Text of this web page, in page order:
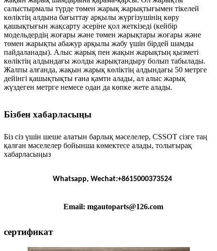
салыстырмалы түрде төмен жарық жарықтығымен тікелей
көліктің алдына бағыттау арқылы жүргізушінің көру
қашықтығын жақсарту әсеріне қол жеткізеді (кейбір
модельдердің жоғары және төмен жарықтары жоғары және
төмен жарықты абажур арқылы жабу үшін бірдей шамды
пайдаланады). Алыс жарық пен жақын жарықтың қызметі
көліктің алдындағы жолды жарықтандыру болып табылады.
Жалпы алғанда, жақын жарық көліктің алдындағы 50 метрге
дейінгі қашықтықты ғана қамти алады, ал алыс жарық
жүздеген метрге немесе одан да көпке жете алады.
Бізбен хабарласыңы
Біз сіз үшін шеше алатын барлық мәселелер, CSSOT сізге таң
қалған мәселелер бойынша көмектесе алады, толығырақ
хабарласыңыз
Whatsapp, Wechat:+8615000373524
Email: mgautoparts@126.com
сертификат